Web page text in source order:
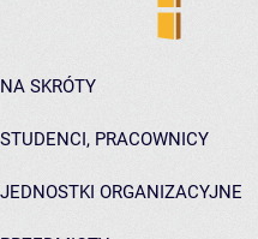
NA SKRÓTY
STUDENCI, PRACOWNICY
JEDNOSTKI ORGANIZACYJNE